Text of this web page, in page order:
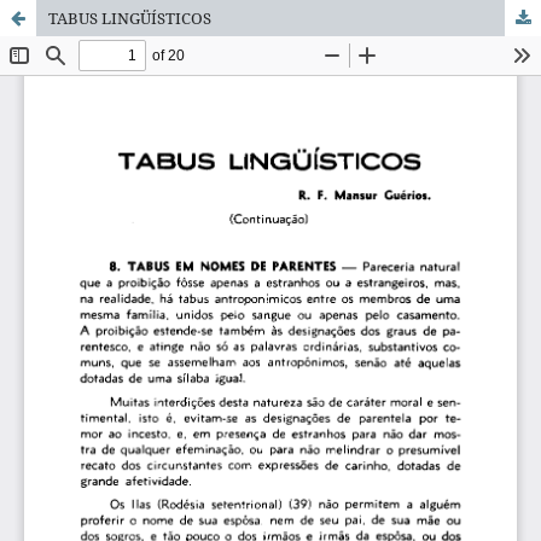
TABUS LINGÜÍSTICOS